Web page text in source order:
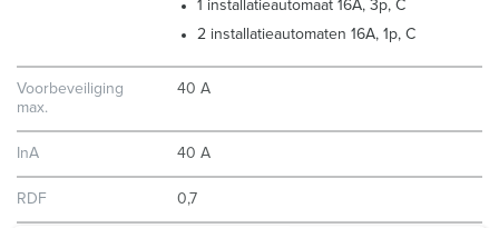
1 installatieautomaat 16A, 3p, C
2 installatieautomaten 16A, 1p, C
Voorbeveiliging
max.
40 A
InA 40 A
RDF 0,7